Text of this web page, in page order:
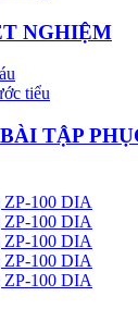
NGHIỆM
tiểu
TẬP